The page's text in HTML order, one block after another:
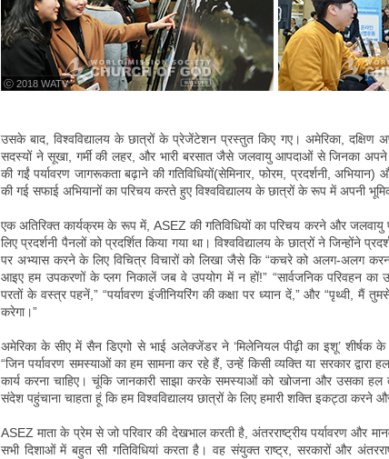
ⓒ 2018 WATV
उसके बाद, विश्वविद्यालय के छात्रों के प्रेजेंटेशन प्रस्तुत किए गए। अमेरिका,
सदस्यों ने सूखा, गर्मी की लहर, और भारी बरसात जैसे जलवायु आपदाओं से जिनका
की गईं पर्यावरण जागरूकता बढ़ाने की गतिविधियों(सेमिनार, फोरम, प्रदर्शनी,
की गई सफाई अभियानों का परिचय करते हुए विश्वविद्यालय के छात्रों के रूप में अपनी
एक अतिरिक्त कार्यक्रम के रूप में, ASEZ की गतिविधियों का परिचय करने और जलवायु
लिए प्रदर्शनी पैनलों को प्रदर्शित किया गया था। विश्वविद्यालय के छात्रों ने जिन्होंने
पर अभ्यास करने के लिए विचित्र विचारों को लिखा जैसे कि “कचरे को अलग-अलग
आइए हम उपकरणों के प्लग निकालें जब वे उपयोग में न हों!” “सार्वजनिक परिवहन
परतों के वस्त्र पहनें,” “पर्यावरण इंजीनियरिंग की कक्षा पर ध्यान दें,” और “पृथ्वी, मैं तुमसे
करेगा।”
अमेरिका के सीए में सैन डिएगो से भाई अलेक्जेंडर ने ‘मिलेनियल पीढ़ी का इशू’ शीर्षक
“जिन पर्यावरण समस्याओं का हम सामना कर रहे हैं, उन्हें किसी व्यक्ति या सरकार द्वारा
कार्य करना चाहिए। चूंकि जानकारी साझा करके समस्याओं को खोजना और उसका हल
संदेश पहुंचाना चाहता हूं कि हम विश्वविद्यालय छात्रों के लिए हमारी शक्ति इकट्ठा
ASEZ माता के प्रेम से जो परिवार की देखभाल करती है, अंतरराष्ट्रीय पर्यावरण और
सभी दिशाओं में बहुत सी गतिविधियां करता है। वह संयुक्त राष्ट्र, सरकारों और